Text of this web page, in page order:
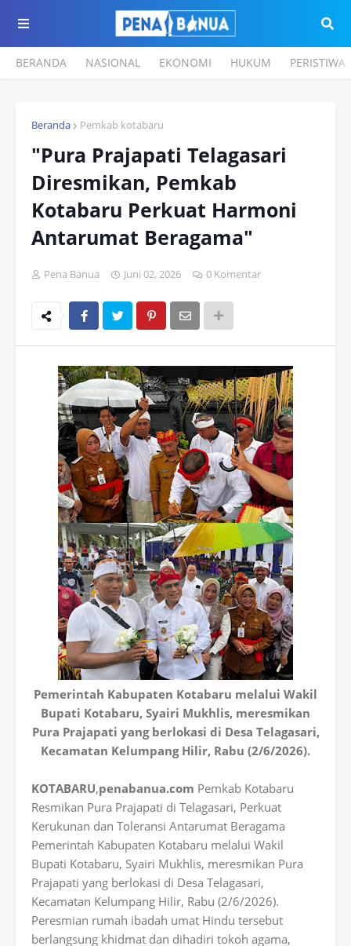
BERANDA NASIONAL EKONOMI HUKUM PERISTIWA
Beranda Pemkab kotabaru
"Pura Prajapati Telagasari
Diresmikan, Pemkab
Kotabaru Perkuat Harmoni
Antarumat Beragama"
Pena Banua Juni 02, 2026 0 Komentar
Pemerintah Kabupaten Kotabaru melalui Wakil
Bupati Kotabaru, Syairi Mukhlis, meresmikan
Pura Prajapati yang berlokasi di Desa Telagasari,
Kecamatan Kelumpang Hilir, Rabu (2/6/2026).
KOTABARU,penabanua.com Pemkab Kotabaru
Resmikan Pura Prajapati di Telagasari, Perkuat
Kerukunan dan Toleransi Antarumat Beragama
Pemerintah Kabupaten Kotabaru melalui Wakil
Bupati Kotabaru, Syairi Mukhlis, meresmikan Pura
Prajapati yang berlokasi di Desa Telagasari,
Kecamatan Kelumpang Hilir, Rabu (2/6/2026).
Peresmian rumah ibadah umat Hindu tersebut
berlangsung khidmat dan dihadiri tokoh agama,